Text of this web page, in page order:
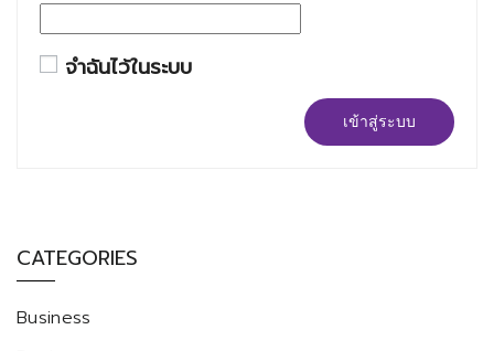
จำฉันไว้ในระบบ
เข้าสู่ระบบ
CATEGORIES
Business